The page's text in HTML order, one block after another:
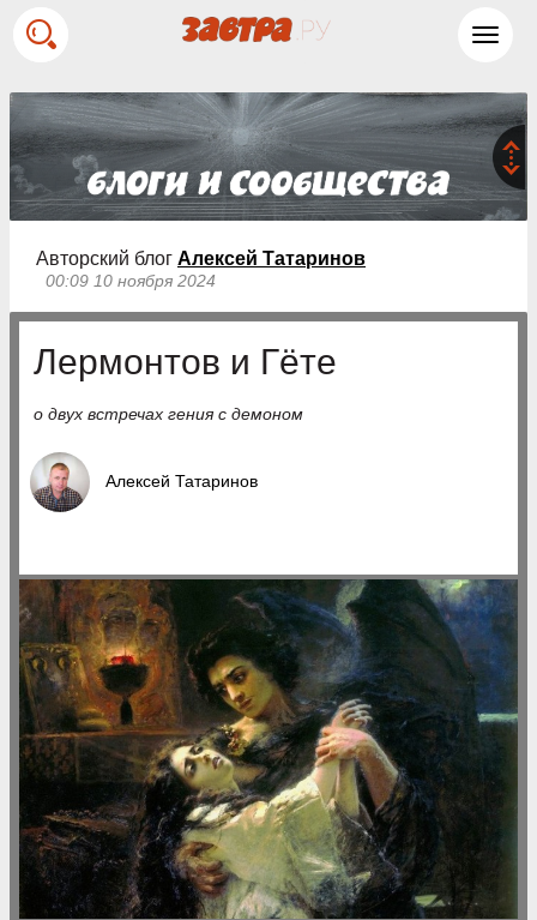
Авторский блог Алексей Татаринов
00:09 10 ноября 2024
Лермонтов и Гёте
о двух встречах гения с демоном
Алексей Татаринов